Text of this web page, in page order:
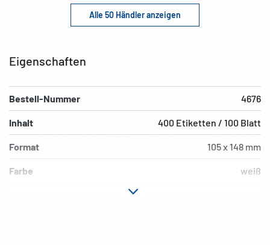
Alle 50 Händler anzeigen
Eigenschaften
Bestell-Nummer 4676
Inhalt 400 Etiketten / 100 Blatt
Format 105 x 148 mm
Farbe weiß